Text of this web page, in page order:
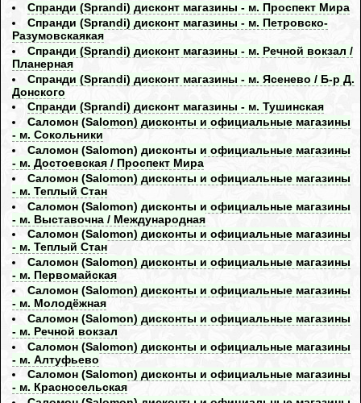
Спранди (Sprandi) дисконт магазины - м. Проспект Мира
Спранди (Sprandi) дисконт магазины - м. Петровско-
Разумовскаякая
Спранди (Sprandi) дисконт магазины - м. Речной вокзал /
Планерная
Спранди (Sprandi) дисконт магазины - м. Ясенево / Б-р Д.
Донского
Спранди (Sprandi) дисконт магазины - м. Тушинская
Саломон (Salomon) дисконты и официальные магазины
- м. Сокольники
Саломон (Salomon) дисконты и официальные магазины
- м. Достоевская / Проспект Мира
Саломон (Salomon) дисконты и официальные магазины
- м. Теплый Стан
Саломон (Salomon) дисконты и официальные магазины
- м. Выставочна / Международная
Саломон (Salomon) дисконты и официальные магазины
- м. Теплый Стан
Саломон (Salomon) дисконты и официальные магазины
- м. Первомайская
Саломон (Salomon) дисконты и официальные магазины
- м. Молодёжная
Саломон (Salomon) дисконты и официальные магазины
- м. Речной вокзал
Саломон (Salomon) дисконты и официальные магазины
- м. Алтуфьево
Саломон (Salomon) дисконты и официальные магазины
- м. Красносельская